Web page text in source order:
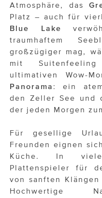
Atmosphäre, das
Platz – auch für
Blue Lake
traumhaftem
großzügiger mag,
mit
ultimativen Wow-
Panorama : ein
den Zeller See und
der jeden Morgen
Für gesellige
Freunden eignen
Küche. In
Plattenspieler für
von sanften
Hochwertige